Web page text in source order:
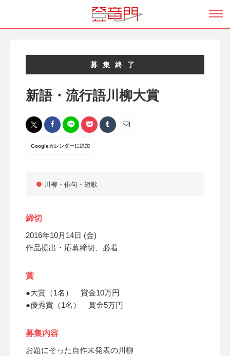
募集終了
新語・流行語川柳大賞
Googleカレンダーに追加
川柳・俳句・短歌
締切
2016年10月14日 (金)
作品提出・応募締切、必着
賞
●大賞（1名） 賞金10万円
●優秀賞（1名） 賞金5万円
募集内容
お題にそった自作未発表の川柳